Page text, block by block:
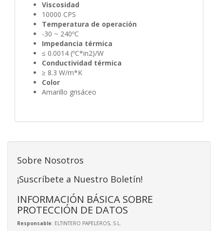
Viscosidad
10000 CPS
Temperatura de operación
-30 ~ 240ºC
Impedancia térmica
≤ 0.0014 (ºC*in2)/W
Conductividad térmica
≥ 8.3 W/m*K
Color
Amarillo grisáceo
Sobre Nosotros
¡Suscríbete a Nuestro Boletín!
INFORMACIÓN BÁSICA SOBRE
PROTECCIÓN DE DATOS
Responsable: ELTINTERO PAPELEROS, S.L.